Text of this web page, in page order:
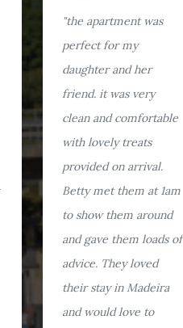
"the apartment was
perfect for my
daughter and her
friend. it was very
clean and comfortable
with lovely treats
provided on arrival.
Betty met them at 1am
to show them around
and gave them loads of
advice. They loved
their stay in Madeira
and would love to